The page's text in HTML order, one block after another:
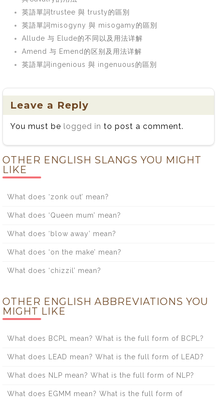
英語單詞trustee 與 trusty的區別
英語單詞misogyny 與 misogamy的區別
Allude 与 Elude的不同以及用法详解
Amend 与 Emend的区别及用法详解
英語單詞ingenious 與 ingenuous的區別
Leave a Reply
You must be logged in to post a comment.
OTHER ENGLISH SLANGS YOU MIGHT
LIKE
What does ‘zonk out’ mean?
What does ‘Queen mum’ mean?
What does ‘blow away’ mean?
What does ‘on the make’ mean?
What does ‘chizzil’ mean?
OTHER ENGLISH ABBREVIATIONS YOU
MIGHT LIKE
What does BCPL mean? What is the full form of BCPL?
What does LEAD mean? What is the full form of LEAD?
What does NLP mean? What is the full form of NLP?
What does EGMM mean? What is the full form of